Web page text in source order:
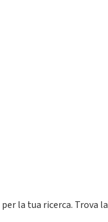
la tua ricerca. Trova